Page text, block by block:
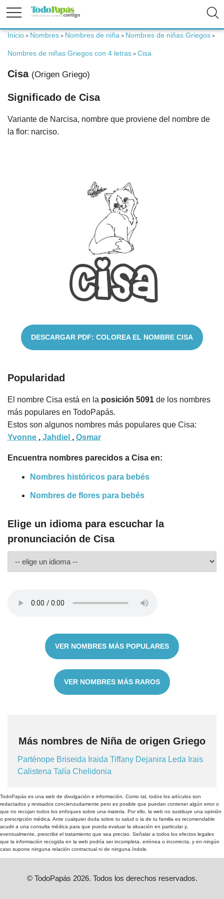
Fertilidad
Embarazo
Bebé
Niños
Inicio > Nombres > Nombres de niña > Nombres de niñas Griegos >
Nombres de niñas Griegos con 4 letras > Cisa
Cisa (Origen Griego)
Significado de Cisa
Variante de Narcisa, nombre que proviene del nombre de
la flor: narciso.
DESCARGAR PDF: COLOREA EL NOMBRE CISA
Popularidad
El nombre Cisa está en la posición 5091 de los nombres
más populares en TodoPapás.
Estos son algunos nombres más populares que Cisa:
Yvonne , Jahdiel , Osmar
Encuentra nombres parecidos a Cisa en:
Nombres históricos para bebés
Nombres de flores para bebés
Elige un idioma para escuchar la
pronunciación de Cisa
VER NOMBRES MÁS POPULARES
VER NOMBRES MÁS RAROS
Más nombres de Niña de origen Griego
Parténope Briseida Iraida Tiffany Dejanira Leda Irais
Calistena Talía Chelidonia
TodoPapás es una web de divulgación e información. Como tal, todos los artículos son
redactados y revisados concienzudamente pero es posible que puedan contener algún error o
que no recojan todos los enfoques sobre una materia. Por ello, la web no sustituye una opinión
o prescripción médica. Ante cualquier duda sobre tu salud o la de tu familia es recomendable
acudir a una consulta médica para que pueda evaluar la situación en particular y,
eventualmente, prescribir el tratamiento que sea preciso. Señalar a todos los efectos legales
que la información recogida en la web podría ser incompleta, errónea o incorrecta, y en ningún
caso supone ninguna relación contractual ni de ninguna índole.
© TodoPapás 2026. Todos los derechos reservados.